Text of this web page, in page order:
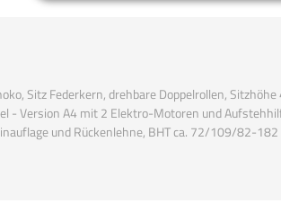
Sitz Federkern, drehbare Doppelrollen, Sitzhöhe
- Version A4 mit 2 Elektro-Motoren und
und Rückenlehne, BHT ca. 72/109/82-182